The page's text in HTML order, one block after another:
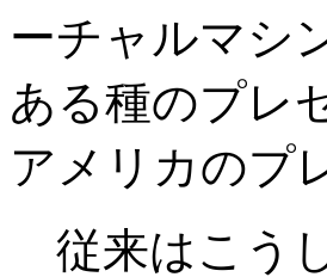
ーチャルマシ
ある種のプレ
アメリカのプ
従来はこう